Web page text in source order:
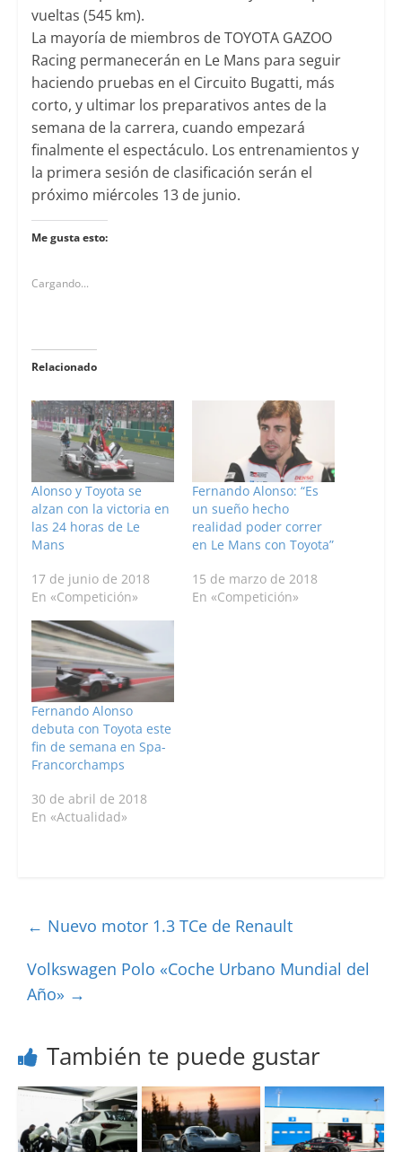
vueltas (545 km).
La mayoría de miembros de TOYOTA GAZOO
Racing permanecerán en Le Mans para seguir
haciendo pruebas en el Circuito Bugatti, más
corto, y ultimar los preparativos antes de la
semana de la carrera, cuando empezará
finalmente el espectáculo. Los entrenamientos y
la primera sesión de clasificación serán el
próximo miércoles 13 de junio.
Me gusta esto:
Cargando...
Relacionado
Alonso y Toyota se
alzan con la victoria en
las 24 horas de Le
Mans
17 de junio de 2018
En «Competición»
Fernando Alonso: “Es
un sueño hecho
realidad poder correr
en Le Mans con Toyota”
15 de marzo de 2018
En «Competición»
Fernando Alonso
debuta con Toyota este
fin de semana en Spa-
Francorchamps
30 de abril de 2018
En «Actualidad»
← Nuevo motor 1.3 TCe de Renault
Volkswagen Polo «Coche Urbano Mundial del
Año» →
También te puede gustar